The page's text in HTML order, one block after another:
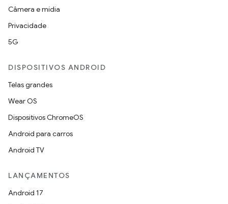
Câmera e mídia
Privacidade
5G
DISPOSITIVOS ANDROID
Telas grandes
Wear OS
Dispositivos ChromeOS
Android para carros
Android TV
LANÇAMENTOS
Android 17